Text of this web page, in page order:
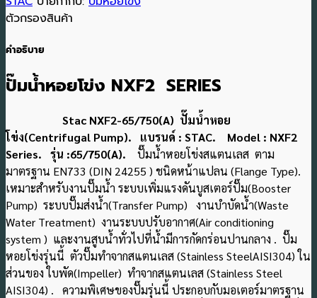
ตัวกรองสินค้า
คำอธิบาย
ปั๊มน้ำหอยโข่ง NXF2 SERIES
Stac NXF2-65/750(A) ปั๊มน้ำหอย
โข่ง(Centrifugal Pump). แบรนด์ : STAC. Model : NXF2
Series. รุ่น :65/750(A). ปั๊มน้ำหอยโข่งสแตนเลส ตาม
มาตรฐาน EN733 (DIN 24255 ) ชนิดหน้าแปลน (Flange Type).
เหมาะสําหรับงานปั๊มน้ำ ระบบเพิ่มแรงดันบูสเตอร์ปั๊ม(Booster
Pump) ระบบปั๊มส่งน้ำ(Transfer Pump) งานบําบัดน้ํา(Waste
Water Treatment) งานระบบปรับอากาศ(Air conditioning
system ) และงานสูบน้ําทั่วไปที่น้ํามีการกัดกร่อนปานกลาง . ปั๊ม
หอยโข่งรุ่นนี้ ตัวปั๊มทำจากสแตนเลส (Stainless SteelAISI304) ใน
ส่วนของ ใบพัด(Impeller) ทําจากสแตนเลส (Stainless Steel
AISI304) . ความพิเศษของปั๊มรุ่นนี้ ประกอบกับมอเตอร์มาตรฐาน